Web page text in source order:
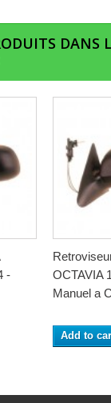
DANS
-
OCTAVIA
Manuel a
Add to